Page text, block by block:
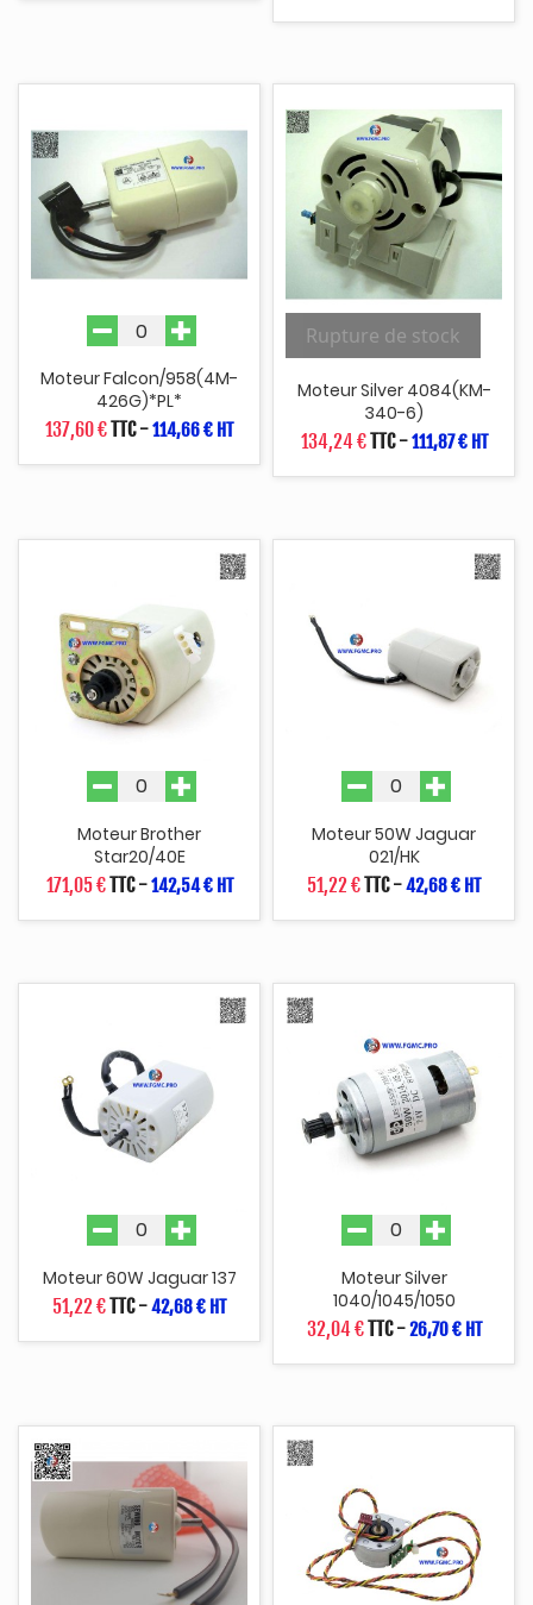
Moteur Falcon/958(4M-
426G)*PL*
137,60 €TTC-114,66 € HT
Rupture de stock
Moteur Silver 4084(KM-
340-6)
134,24 €TTC-111,87 € HT
Moteur Brother
Star20/40E
171,05 €TTC-142,54 € HT
Moteur 50W Jaguar
021/HK
51,22 €TTC-42,68 € HT
Moteur 60W Jaguar 137
51,22 €TTC-42,68 € HT
Moteur Silver
1040/1045/1050
32,04 €TTC-26,70 € HT